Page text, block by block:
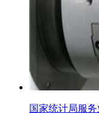
国家统计局服